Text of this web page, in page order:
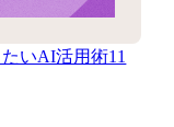
いAI活用術11